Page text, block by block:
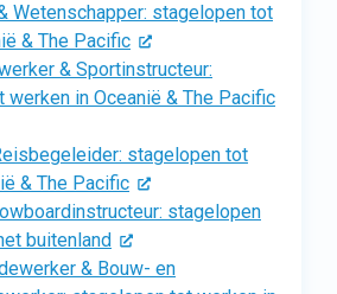
Wetenschapper: stagelopen tot
& The Pacific
& Sportinstructeur:
werken in Oceanië & The Pacific
stagelopen tot
& The Pacific
stagelopen
buitenland
& Bouw- en